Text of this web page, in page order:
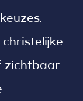
zichtbaar